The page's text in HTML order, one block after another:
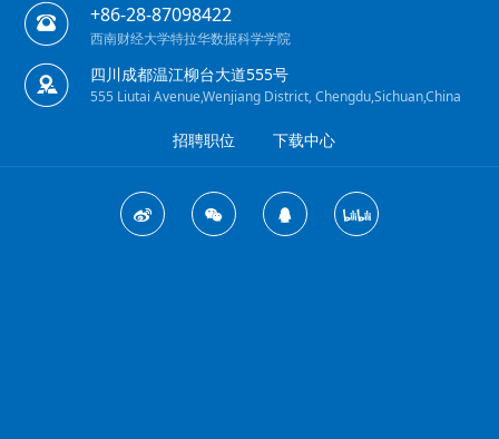
+86-28-87098422
西南财经大学特拉华数据科学学院
四川成都温江柳台大道555号
555 Liutai Avenue,Wenjiang District, Chengdu,Sichuan,China
招聘职位 下载中心